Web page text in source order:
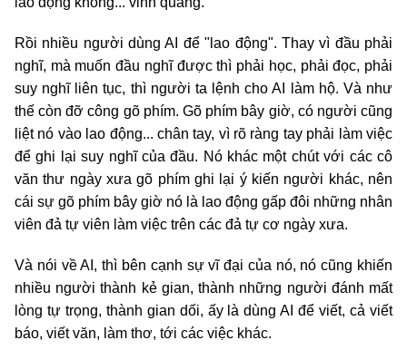
Rồi nhiều người dùng AI để "lao động". Thay vì đầu phải
nghĩ, mà muốn đầu nghĩ được thì phải học, phải đọc, phải
suy nghĩ liên tục, thì người ta lệnh cho AI làm hộ. Và như
thế còn đỡ công gõ phím. Gõ phím bây giờ, có người cũng
liệt nó vào lao động... chân tay, vì rõ ràng tay phải làm việc
để ghi lại suy nghĩ của đầu. Nó khác một chút với các cô
văn thư ngày xưa gõ phím ghi lại ý kiến người khác, nên
cái sự gõ phím bây giờ nó là lao động gấp đôi những nhân
viên đả tự viên làm việc trên các đả tự cơ ngày xưa.
Và nói về AI, thì bên cạnh sự vĩ đại của nó, nó cũng khiến
nhiều người thành kẻ gian, thành những người đánh mất
lòng tự trọng, thành gian dối, ấy là dùng AI để viết, cả viết
báo, viết văn, làm thơ, tới các việc khác.